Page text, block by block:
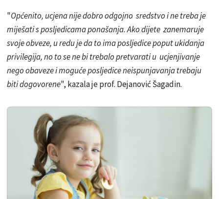
"Općenito, ucjena nije dobro odgojno sredstvo i ne treba je
miješati s posljedicama ponašanja. Ako dijete zanemaruje
svoje obveze, u redu je da to ima posljedice poput ukidanja
privilegija, no to se ne bi trebalo pretvarati u ucjenjivanje
nego obaveze i moguće posljedice neispunjavanja trebaju
biti dogovorene", kazala je prof. Dejanović Šagadin.